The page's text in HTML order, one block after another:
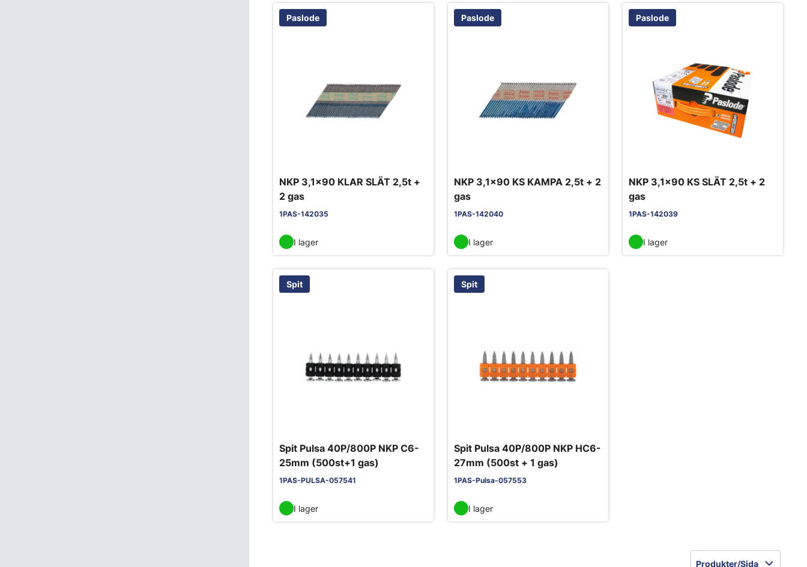
Paslode
NKP 3,1x90 KLAR SLÄT 2,5t +
2 gas
1PAS-142035
I lager
Paslode
NKP 3,1x90 KS KAMPA 2,5t + 2
gas
1PAS-142040
I lager
Paslode
NKP 3,1x90 KS SLÄT 2,5t + 2
gas
1PAS-142039
I lager
Spit
Spit Pulsa 40P/800P NKP C6-
25mm (500st+1 gas)
1PAS-PULSA-057541
I lager
Spit
Spit Pulsa 40P/800P NKP HC6-
27mm (500st + 1 gas)
1PAS-Pulsa-057553
I lager
Produkter/Sida